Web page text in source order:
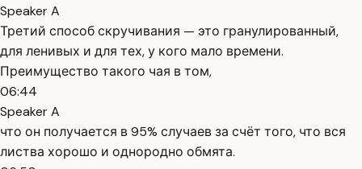
Speaker A
Третий способ скручивания — это гранулированный,
для ленивых и для тех, у кого мало времени.
Преимущество такого чая в том,
06:44
Speaker A
что он получается в 95% случаев за счёт того, что вся
листва хорошо и однородно обмята.